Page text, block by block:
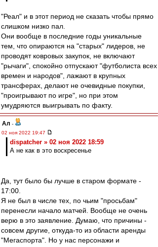
"Реал" и в этот период не сказать чтобы прямо
слишком низко пал.
Они вообще в последние годы уникальные
тем, что опираются на "старых" лидеров, не
проводят ковровых закупок, не включают
"рычаги", спокойно отпускают "футболиста всех
времен и народов", лажают в крупных
трансферах, делают не очевидные покупки,
"проигрывают по игре", но при этом
умудряются выигрывать по факту.
Ал -
02 ноя 2022 19:47
dispatcher » 02 ноя 2022 18:59
А не как в это воскресенье
Да, тут было бы лучше в старом формате -
17:00.
Я не был в числе тех, по чьим "просьбам"
перенесли начало матчей. Вообще не очень
верю в это заявление. Думаю, что причины -
совсем другие, откуда-то из области аренды
"Мегаспорта". Но у нас персонажи и